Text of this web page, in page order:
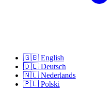
🇬🇧 English
🇩🇪 Deutsch
🇳🇱 Nederlands
🇵🇱 Polski